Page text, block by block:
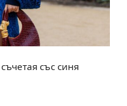
със синя